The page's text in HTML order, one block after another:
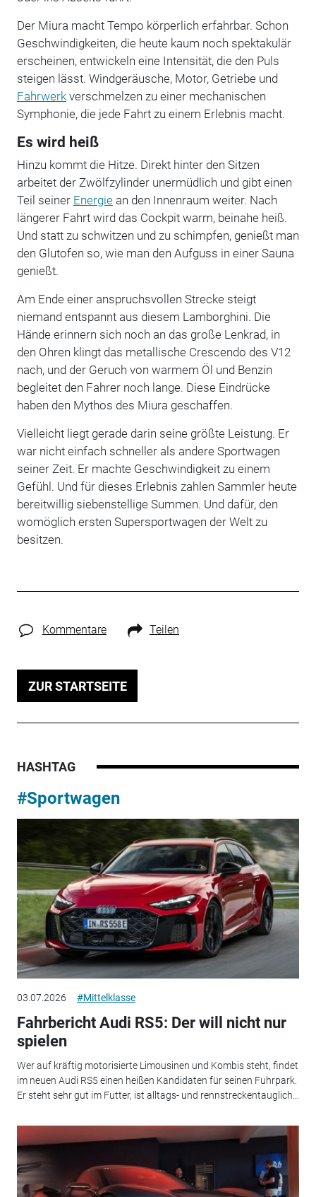
Der Miura macht Tempo körperlich erfahrbar. Schon
Geschwindigkeiten, die heute kaum noch spektakulär
erscheinen, entwickeln eine Intensität, die den Puls
steigen lässt. Windgeräusche, Motor, Getriebe und
Fahrwerkverschmelzen zu einer mechanischen
Symphonie, die jede Fahrt zu einem Erlebnis macht.
Es wird heiß
Hinzu kommt die Hitze. Direkt hinter den Sitzen
arbeitet der Zwölfzylinder unermüdlich und gibt einen
Teil seiner Energiean den Innenraum weiter. Nach
längerer Fahrt wird das Cockpit warm, beinahe heiß.
Und statt zu schwitzen und zu schimpfen, genießt man
den Glutofen so, wie man den Aufguss in einer Sauna
genießt.
Am Ende einer anspruchsvollen Strecke steigt
niemand entspannt aus diesem Lamborghini. Die
Hände erinnern sich noch an das große Lenkrad, in
den Ohren klingt das metallische Crescendo des V12
nach, und der Geruch von warmem Öl und Benzin
begleitet den Fahrer noch lange. Diese Eindrücke
haben den Mythos des Miura geschaffen.
Vielleicht liegt gerade darin seine größte Leistung. Er
war nicht einfach schneller als andere Sportwagen
seiner Zeit. Er machte Geschwindigkeit zu einem
Gefühl. Und für dieses Erlebnis zahlen Sammler heute
bereitwillig siebenstellige Summen. Und dafür, den
womöglich ersten Supersportwagen der Welt zu
besitzen.
Kommentare Teilen
ZUR STARTSEITE
HASHTAG
#Sportwagen
03.07.2026 #Mittelklasse
Fahrbericht Audi RS5: Der will nicht nur
spielen
Wer auf kräftig motorisierte Limousinen und Kombis steht, findet
im neuen Audi RS5 einen heißen Kandidaten für seinen Fuhrpark.
Er steht sehr gut im Futter, ist alltags- und rennstreckentauglich...